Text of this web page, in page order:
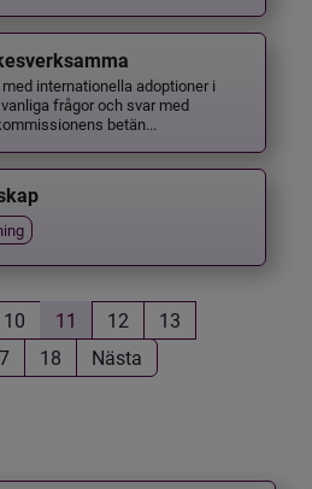
internationella adoptioner i
frågor och svar med
betän...
10 11 12
13
18 Nästa